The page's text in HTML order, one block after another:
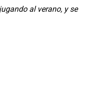
al verano, y se